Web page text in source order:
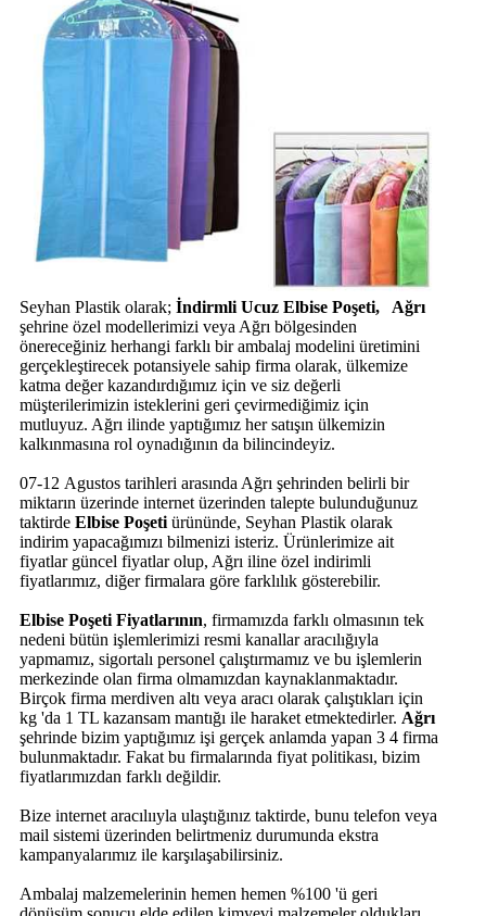
Seyhan Plastik olarak; İndirmli Ucuz Elbise Poşeti, Ağrı
şehrine özel modellerimizi veya Ağrı bölgesinden
önereceğiniz herhangi farklı bir ambalaj modelini üretimini
gerçekleştirecek potansiyele sahip firma olarak, ülkemize
katma değer kazandırdığımız için ve siz değerli
müşterilerimizin isteklerini geri çevirmediğimiz için
mutluyuz. Ağrı ilinde yaptığımız her satışın ülkemizin
kalkınmasına rol oynadığının da bilincindeyiz.
07-12 Agustos tarihleri arasında Ağrı şehrinden belirli bir
miktarın üzerinde internet üzerinden talepte bulunduğunuz
taktirde Elbise Poşeti ürününde, Seyhan Plastik olarak
indirim yapacağımızı bilmenizi isteriz. Ürünlerimize ait
fiyatlar güncel fiyatlar olup, Ağrı iline özel indirimli
fiyatlarımız, diğer firmalara göre farklılık gösterebilir.
Elbise Poşeti Fiyatlarının, firmamızda farklı olmasının tek
nedeni bütün işlemlerimizi resmi kanallar aracılığıyla
yapmamız, sigortalı personel çalıştırmamız ve bu işlemlerin
merkezinde olan firma olmamızdan kaynaklanmaktadır.
Birçok firma merdiven altı veya aracı olarak çalıştıkları için
kg 'da 1 TL kazansam mantığı ile haraket etmektedirler. Ağrı
şehrinde bizim yaptığımız işi gerçek anlamda yapan 3 4 firma
bulunmaktadır. Fakat bu firmalarında fiyat politikası, bizim
fiyatlarımızdan farklı değildir.
Bize internet aracılııyla ulaştığınız taktirde, bunu telefon veya
mail sistemi üzerinden belirtmeniz durumunda ekstra
kampanyalarımız ile karşılaşabilirsiniz.
Ambalaj malzemelerinin hemen hemen %100 'ü geri